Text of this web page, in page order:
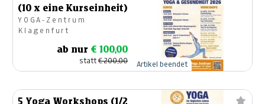
(10 x eine Kurseinheit)
YOGA-Zentrum
Klagenfurt
ab nur € 100,00
statt€ 200,00 Artikel beendet
5 Yoga Workshops (1/2